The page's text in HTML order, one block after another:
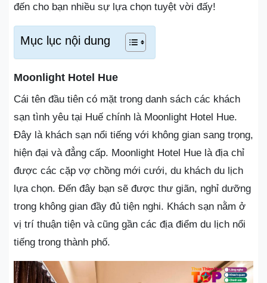
đến cho bạn nhiều sự lựa chọn tuyệt vời đấy!
Mục lục nội dung
Moonlight Hotel Hue
Cái tên đầu tiên có mặt trong danh sách các khách
sạn tình yêu tại Huế chính là Moonlight Hotel Hue.
Đây là khách sạn nổi tiếng với không gian sang trọng,
hiện đại và đẳng cấp. Moonlight Hotel Hue là địa chỉ
được các cặp vợ chồng mới cưới, du khách du lịch
lựa chọn. Đến đây bạn sẽ được thư giãn, nghỉ dưỡng
trong không gian đầy đủ tiện nghi. Khách sạn nằm ở
vị trí thuận tiện và cũng gần các địa điểm du lịch nổi
tiếng trong thành phố.